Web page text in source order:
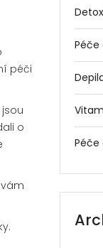
péči
o
Péče
Péče